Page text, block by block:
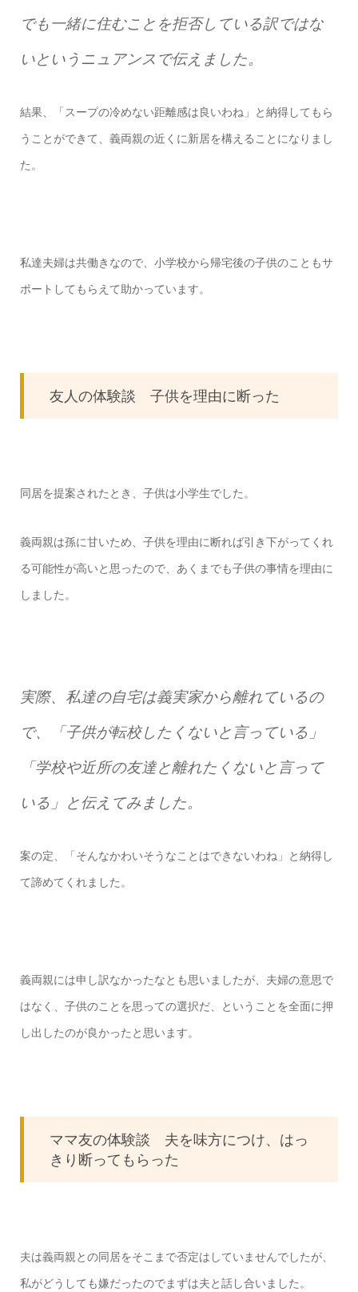
でも一緒に住むことを拒否している訳ではな
いというニュアンスで伝えました。
結果、「スープの冷めない距離感は良いわね」と納得してもら
うことができて、義両親の近くに新居を構えることになりまし
た。
私達夫婦は共働きなので、小学校から帰宅後の子供のこともサ
ポートしてもらえて助かっています。
友人の体験談 子供を理由に断った
同居を提案されたとき、子供は小学生でした。
義両親は孫に甘いため、子供を理由に断れば引き下がってくれ
る可能性が高いと思ったので、 あくまでも子供の事情を理由に
しました。
実際、私達の自宅は義実家から離れているの
で、「子供が転校したくないと言っている」
「学校や近所の友達と離れたくないと言って
いる」と伝えてみました。
案の定、「そんなかわいそうなことはできないわね」と納得し
て諦めてくれました。
義両親には申し訳なかったなとも思いましたが、夫婦の意思で
はなく、子供のことを思っての選択だ、ということを全面に押
し出したのが良かったと思います。
ママ友の体験談 夫を味方につけ、はっ
きり断ってもらった
夫は義両親との同居をそこまで否定はしていませんでしたが、
私がどうしても嫌だったのでまずは夫と話し合いました。